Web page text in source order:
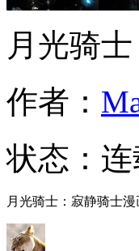
月光骑
作者：
状态： 连
月光骑士：寂静骑士